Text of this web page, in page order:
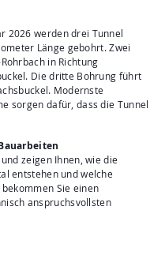
2026 werden drei Tunnel
Länge gebohrt. Zwei
in Richtung
Die dritte Bohrung führt
Modernste
sorgen dafür, dass die Tunnel
zeigen Ihnen, wie die
entstehen und welche
Sie einen
anspruchsvollsten